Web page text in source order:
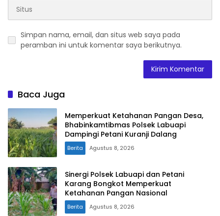
Simpan nama, email, dan situs web saya pada
peramban ini untuk komentar saya berikutnya.
Baca Juga
Memperkuat Ketahanan Pangan Desa,
Bhabinkamtibmas Polsek Labuapi
Dampingi Petani Kuranji Dalang
Berita Agustus 8, 2026
Sinergi Polsek Labuapi dan Petani
Karang Bongkot Memperkuat
Ketahanan Pangan Nasional
Berita Agustus 8, 2026